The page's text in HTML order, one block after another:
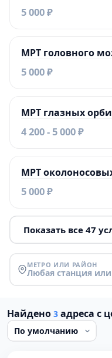
5 000 ₽
МРТ головного
5 000 ₽
МРТ глазных
4 200 - 5 000 ₽
МРТ
5 000 ₽
Показать все 47
МЕТРО ИЛИ РАЙОН
Любая станция
Найдено 3 адреса с
Проверено